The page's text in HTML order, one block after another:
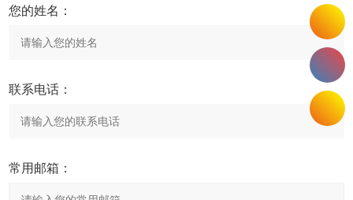
您的姓名：
联系电话：
常用邮箱：